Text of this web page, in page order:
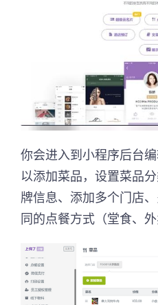
你会进入到小程序后台
以添加菜品，设置菜品
牌信息、添加多个门店
同的点餐方式（堂食、外